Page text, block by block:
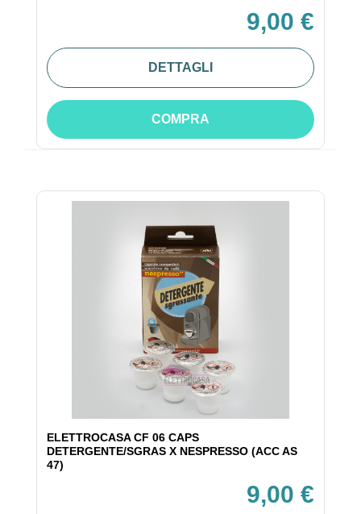
9,00 €
DETTAGLI
COMPRA
ELETTROCASA CF 06 CAPS
DETERGENTE/SGRAS X NESPRESSO (ACC AS
47)
9,00 €